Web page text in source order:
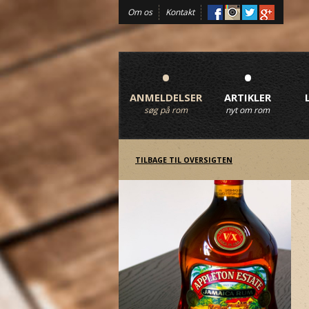
Om os Kontakt
•
ANMELDELSER
søg på rom
•
ARTIKLER
nyt om rom
TILBAGE TIL OVERSIGTEN